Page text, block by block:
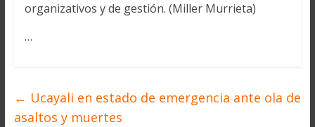
organizativos y de gestión. (Miller Murrieta)
…
← Ucayali en estado de emergencia ante ola de
asaltos y muertes